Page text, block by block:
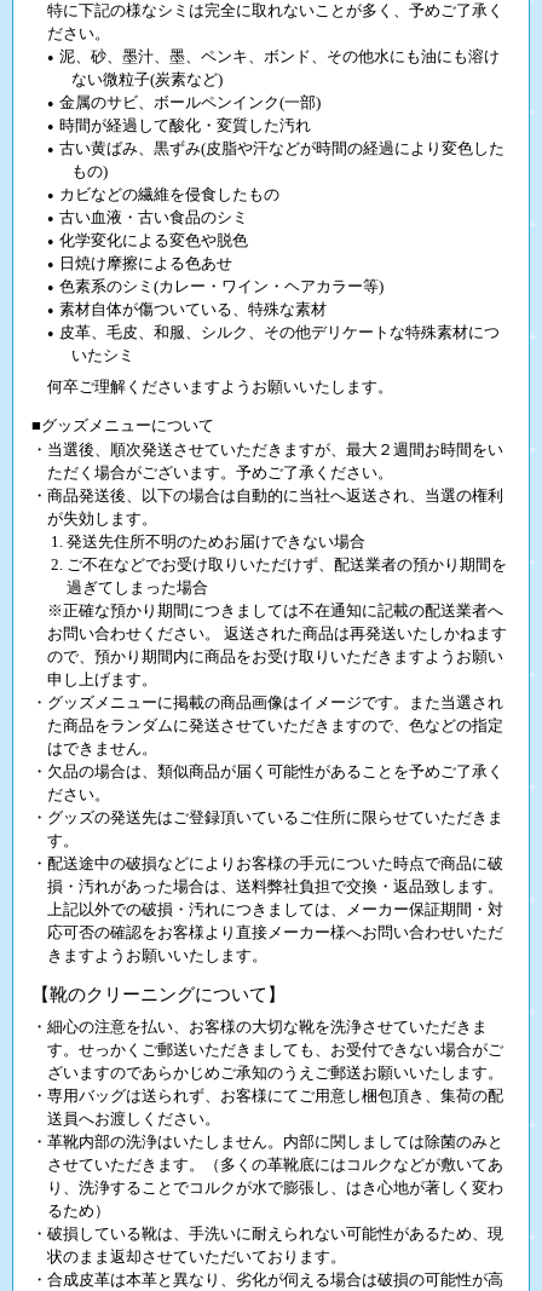
特に下記の様なシミは完全に取れないことが多く、予めご了承く
ださい。
● 泥、砂、墨汁、墨、ペンキ、ボンド、その他水にも油にも溶け
ない微粒子(炭素など)
● 金属のサビ、ボールペンインク(一部)
● 時間が経過して酸化・変質した汚れ
● 古い黄ばみ、黒ずみ(皮脂や汗などが時間の経過により変色した
もの)
● カビなどの繊維を侵食したもの
● 古い血液・古い食品のシミ
● 化学変化による変色や脱色
● 日焼け摩擦による色あせ
● 色素系のシミ(カレー・ワイン・ヘアカラー等)
● 素材自体が傷ついている、特殊な素材
● 皮革、毛皮、和服、シルク、その他デリケートな特殊素材につ
いたシミ
何卒ご理解くださいますようお願いいたします。
■グッズメニューについて
・当選後、順次発送させていただきますが、最大２週間お時間をい
ただく場合がございます。予めご了承ください。
・商品発送後、以下の場合は自動的に当社へ返送され、当選の権利
が失効します。
発送先住所不明のためお届けできない場合
ご不在などでお受け取りいただけず、配送業者の預かり期間を
過ぎてしまった場合
※正確な預かり期間につきましては不在通知に記載の配送業者へ
お問い合わせください。 返送された商品は再発送いたしかねます
ので、預かり期間内に商品をお受け取りいただきますようお願い
申し上げます。
・グッズメニューに掲載の商品画像はイメージです。また当選され
た商品をランダムに発送させていただきますので、色などの指定
はできません。
・欠品の場合は、類似商品が届く可能性があることを予めご了承く
ださい。
・グッズの発送先はご登録頂いているご住所に限らせていただきま
す。
・配送途中の破損などによりお客様の手元についた時点で商品に破
損・汚れがあった場合は、送料弊社負担で交換・返品致します。
上記以外での破損・汚れにつきましては、メーカー保証期間・対
応可否の確認をお客様より直接メーカー様へお問い合わせいただ
きますようお願いいたします。
【靴のクリーニングについて】
・細心の注意を払い、お客様の大切な靴を洗浄させていただきま
す。せっかくご郵送いただきましても、お受付できない場合がご
ざいますのであらかじめご承知のうえご郵送お願いいたします。
・専用バッグは送られず、お客様にてご用意し梱包頂き、集荷の配
送員へお渡しください。
・革靴内部の洗浄はいたしません。内部に関しましては除菌のみと
させていただきます。（多くの革靴底にはコルクなどが敷いてあ
り、洗浄することでコルクが水で膨張し、はき心地が著しく変わ
るため）
・破損している靴は、手洗いに耐えられない可能性があるため、現
状のまま返却させていただいております。
・合成皮革は本革と異なり、劣化が伺える場合は破損の可能性が高